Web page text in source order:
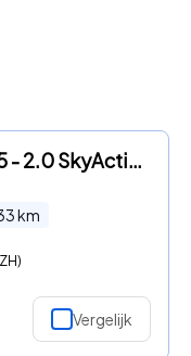
Mazda MX-5 - 2.0 SkyActiv-G 184 Signature Navi Camera 184PK
km
Vergelijk